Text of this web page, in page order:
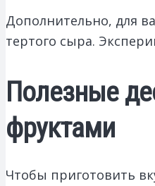
Дополнительно, для
тертого сыра.
Полезные
фруктами
Чтобы приготовить